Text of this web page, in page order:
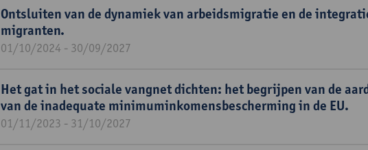
Ontsluiten van de dynamiek van arbeidsmigratie en de
migranten.
01/10/2024 - 30/09/2027
Het gat in het sociale vangnet dichten: het begrijpen van de
van de inadequate minimuminkomensbescherming in de EU.
01/11/2023 - 31/10/2027